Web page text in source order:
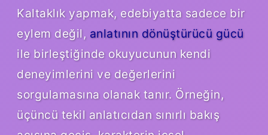
Kaltaklık yapmak, edebiyatta sadece bir
eylem değil, anlatının dönüştürücü gücü
ile birleştiğinde okuyucunun kendi
deneyimlerini ve değerlerini
sorgulamasına olanak tanır. Örneğin,
üçüncü tekil anlatıcıdan sınırlı bakış